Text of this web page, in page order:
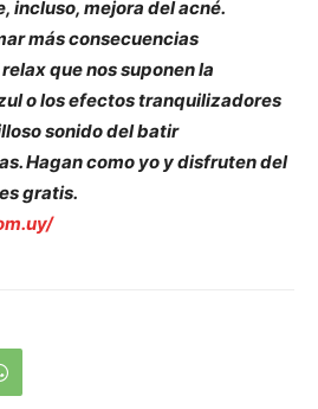
incluso, mejora del acné.
más consecuencias
que nos suponen la
o los efectos tranquilizadores
sonido del batir
Hagan como yo y disfruten del
gratis.